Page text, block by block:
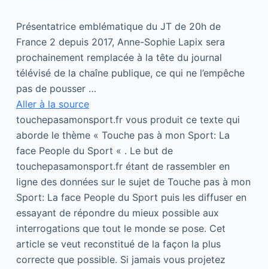
Présentatrice emblématique du JT de 20h de
France 2 depuis 2017, Anne-Sophie Lapix sera
prochainement remplacée à la tête du journal
télévisé de la chaîne publique, ce qui ne l’empêche
pas de pousser …
Aller à la source
touchepasamonsport.fr vous produit ce texte qui
aborde le thème « Touche pas à mon Sport: La
face People du Sport « . Le but de
touchepasamonsport.fr étant de rassembler en
ligne des données sur le sujet de Touche pas à mon
Sport: La face People du Sport puis les diffuser en
essayant de répondre du mieux possible aux
interrogations que tout le monde se pose. Cet
article se veut reconstitué de la façon la plus
correcte que possible. Si jamais vous projetez